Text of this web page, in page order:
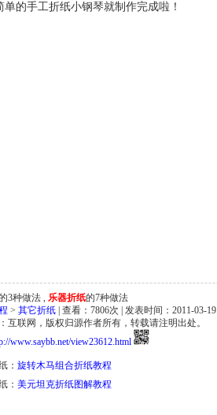
单的手工折纸小钢琴就制作完成啦！
3种做法 , 乐器折纸的7种做法
> 其它折纸| 查看： 7806次 | 发表时间：2011-03-19
互联网，版权归源作者所有，转载请注明出处。
www.saybb.net/view23612.html
： 旋转木马组合折纸教程
： 美元坦克折纸图解教程